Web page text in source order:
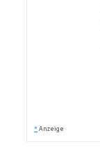
* Anzeige